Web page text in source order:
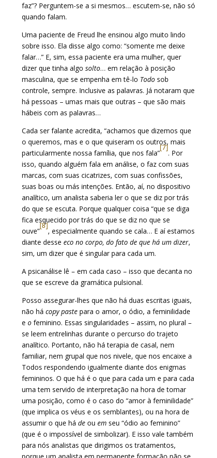
faz”? Perguntem-se a si mesmos… escutem-se, não só
quando falam.
Uma paciente de Freud lhe ensinou algo muito lindo
sobre isso. Ela disse algo como: “somente me deixe
falar…” E, sim, essa paciente era uma mulher, quer
dizer que tinha algo solto… em relação à posição
masculina, que se empenha em tê-lo Todosob
controle, sempre. Inclusive as palavras. Já notaram que
há pessoas – umas mais que outras – que são mais
hábeis com as palavras…
Cada ser falante acredita, “achamos que dizemos que
o queremos, mas e o que quiseram os outros, mais
particularmente nossa família, que nos fala”
[7]
. Por
isso, quando alguém fala em análise, o faz com suas
marcas, com suas cicatrizes, com suas confissões,
suas boas ou más intenções. Então, aí, no dispositivo
analítico, um analista saberia ler o que se diz por trás
do que se escuta. Porque qualquer coisa “que se diga
fica esquecido por trás do que se diz no que se
ouve”
[8]
, especialmente quando se cala… E aí estamos
diante desse eco no corpo, do fato de que há um dizer,
sim, um dizer que é singular para cada um.
A psicanálise lê – em cada caso – isso que decanta no
que se escreve da gramática pulsional.
Posso assegurar-lhes que não há duas escritas iguais,
não há copy pastepara o amor, o ódio, a feminilidade
e ofeminino. Essas singularidades – assim, no plural –
se leem entrelinhas durante o percurso do trajeto
analítico. Portanto, não há terapia de casal, nem
familiar, nem grupal que nos nivele, que nos encaixe a
Todos respondendo igualmente diante dos enigmas
femininos. O que há é o que para cada um e para cada
uma tem servido de interpretação na hora de tomar
uma posição, como é o caso do “amor à feminilidade”
(que implica os véus e os semblantes), ou na hora de
assumir o que há deou emseu “ódio ao feminino”
(que é o impossível de simbolizar). E isso vale também
para nós analistas que dirigimos os tratamentos,
porque um analista em permanente formação não se